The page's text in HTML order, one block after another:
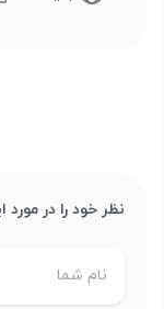
نظر خود را در